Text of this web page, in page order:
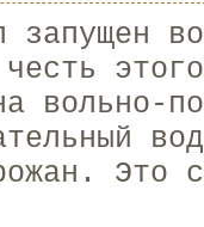
запущен
вольно-
Это